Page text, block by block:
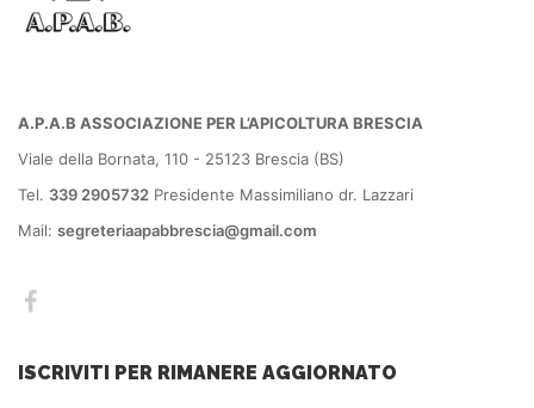
A.P.A.B ASSOCIAZIONE PER L’APICOLTURA BRESCIA
Viale della Bornata, 110 - 25123 Brescia (BS)
Tel. 339 2905732 Presidente Massimiliano dr. Lazzari
Mail: segreteriaapabbrescia@gmail.com
ISCRIVITI PER RIMANERE AGGIORNATO